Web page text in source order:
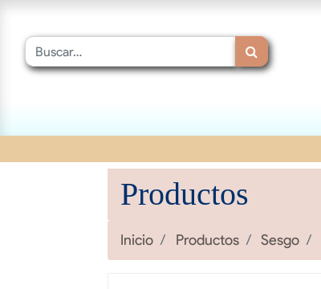
Productos
Inicio Productos Sesgo